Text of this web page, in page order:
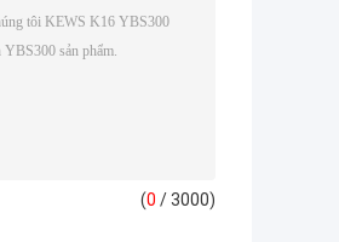
(0 / 3000)